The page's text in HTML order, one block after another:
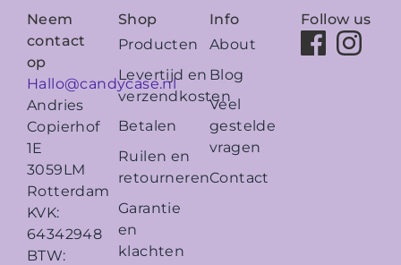
Neem
contact
op
Hallo@candycase.nl
Andries
Copierhof
1E
3059LM
Rotterdam
KVK:
64342948
BTW:
Shop
Producten
Levertijd en
verzendkosten
Betalen
Ruilen en
retourneren
Garantie
en
klachten
Info
About
Blog
Veel
gestelde
vragen
Contact
Follow us